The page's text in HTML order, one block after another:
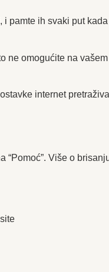
i pamte ih svaki put
ne omogućite na vašem
internet
“Pomoć”. Više o